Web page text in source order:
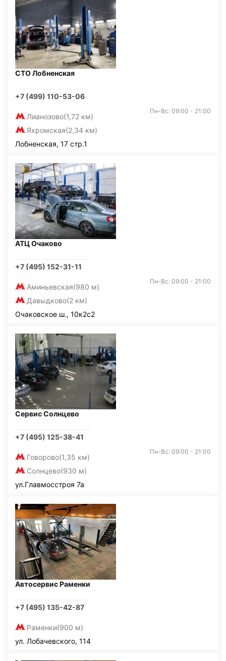
СТО Лобненская
+7 (499) 110-53-06
Лианозово(1,72 км)
Яхромская(2,34 км)
Пн-Вс: 09:00 - 21:00
Лобненская, 17 стр.1
АТЦ Очаково
+7 (495) 152-31-11
Аминьевская(980 м)
Давыдково(2 км)
Пн-Вс: 09:00 - 21:00
Очаковское ш., 10к2с2
Сервис Солнцево
+7 (495) 125-38-41
Говорово(1,35 км)
Солнцево(930 м)
Пн-Вс: 09:00 - 21:00
ул.Главмосстроя 7а
Автосервис Раменки
+7 (495) 135-42-87
Раменки(900 м)
ул. Лобачевского, 114